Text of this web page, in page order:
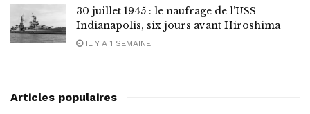
30 juillet 1945 : le naufrage de l’USS
Indianapolis, six jours avant Hiroshima
IL Y A 1 SEMAINE
Articles populaires